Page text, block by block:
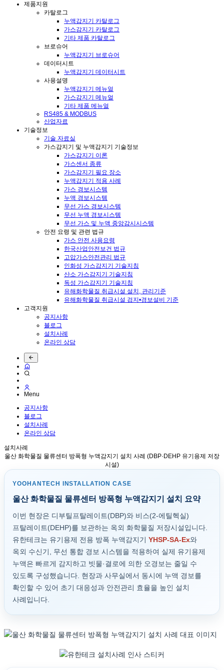
제품지원
카탈로그
누액감지기 카탈로그
가스감지기 카탈로그
기타 제품 카탈로그
브로슈어
누액감지기 브로슈어
데이터시트
누액감지기 데이터시트
사용설명
누액감지기 메뉴얼
가스감지기 메뉴얼
기타 제품 메뉴얼
RS485 & MODBUS
산업자료
기술정보
기술 자료실
가스감지기 및 누액감지기 기술정보
가스감지기 이론
가스센서 종류
가스감지기 필요 장소
누액감지기 적용 사례
가스 경보시스템
누액 경보시스템
무선 가스 경보시스템
무선 누액 경보시스템
무선 가스 및 누액 중앙감시시스템
안전 요령 및 관련 법규
가스 안전 사용요령
한국산업안전보건 법규
고압가스안전관리 법규
인화성 가스감지기 기술지침
산소 가스감지기 기술지침
독성 가스감지기 기술지침
유해화학물질 취급시설 설치, 관리기준
유해화학물질 취급시설 검지•경보설비 기준
고객지원
공지사항
블로그
설치사례
온라인 상담
Menu
공지사항
블로그
설치사례
온라인 상담
설치사례
울산 화학물질 물류센터 방폭형 누액감지기 설치 사례 (DBP·DEHP 유기용제 저장
시설)
YOOHANTECH INSTALLATION CASE
울산 화학물질 물류센터 방폭형 누액감지기 설치 요약
이번 현장은 디부틸프탈레이트(DBP)와 비스(2-에틸헥실)
프탈레이트(DEHP)를 보관하는 옥외 화학물질 저장시설입니다.
유한테크는 유기용제 전용 방폭 누액감지기 YHSP-SA-Ex와
옥외 수신기, 무선 통합 경보 시스템을 적용하여 실제 유기용제
누액은 빠르게 감지하고 빗물·결로에 의한 오경보는 줄일 수
있도록 구성했습니다. 현장과 사무실에서 동시에 누액 경보를
확인할 수 있어 초기 대응성과 안전관리 효율을 높인 설치
사례입니다.